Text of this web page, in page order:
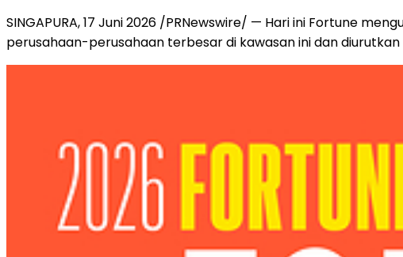
SINGAPURA,17 Juni 2026 /PRNewswire/ — Hari ini Fortune
perusahaan-perusahaan terbesar di kawasan ini dan